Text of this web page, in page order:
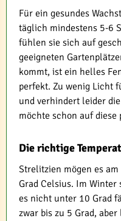
Für ein gesundes
täglich mindestens 5-6
fühlen sie sich auf
geeigneten
kommt, ist ein helles
perfekt. Zu wenig Licht
und verhindert leider
möchte schon auf
Die richtige
Strelitzien mögen es
Grad Celsius. Im
es nicht unter 10 Grad
zwar bis zu 5 Grad,